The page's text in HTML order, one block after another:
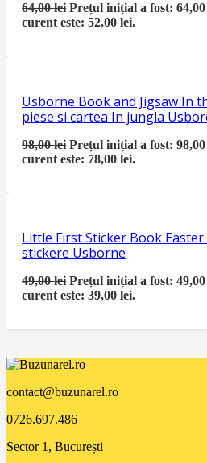
64,00lei Prețul inițial a fost:
curent este: 52,00 lei.
Usborne Book and Jigsaw In
piese si cartea In jungla
98,00lei Prețul inițial a fost:
curent este: 78,00 lei.
Little First Sticker Book
stickere Usborne
49,00lei Prețul inițial a fost:
curent este: 39,00 lei.
contact@buzunarel.ro
0726.697.486
Sector 1, București